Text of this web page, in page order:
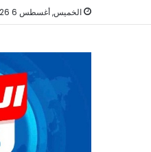
الخميس, أغسطس 6 2026